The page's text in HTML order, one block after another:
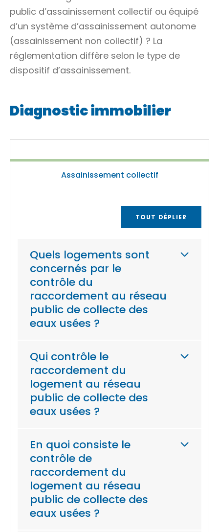
public d’assainissement collectif ou équipé
d’un système d’assainissement autonome
(assainissement non collectif) ? La
réglementation diffère selon le type de
dispositif d’assainissement.
Diagnostic immobilier
Assainissement collectif
TOUT DÉPLIER
Quels logements sont
concernés par le
contrôle du
raccordement au réseau
public de collecte des
eaux usées ?
Qui contrôle le
raccordement du
logement au réseau
public de collecte des
eaux usées ?
En quoi consiste le
contrôle de
raccordement du
logement au réseau
public de collecte des
eaux usées ?